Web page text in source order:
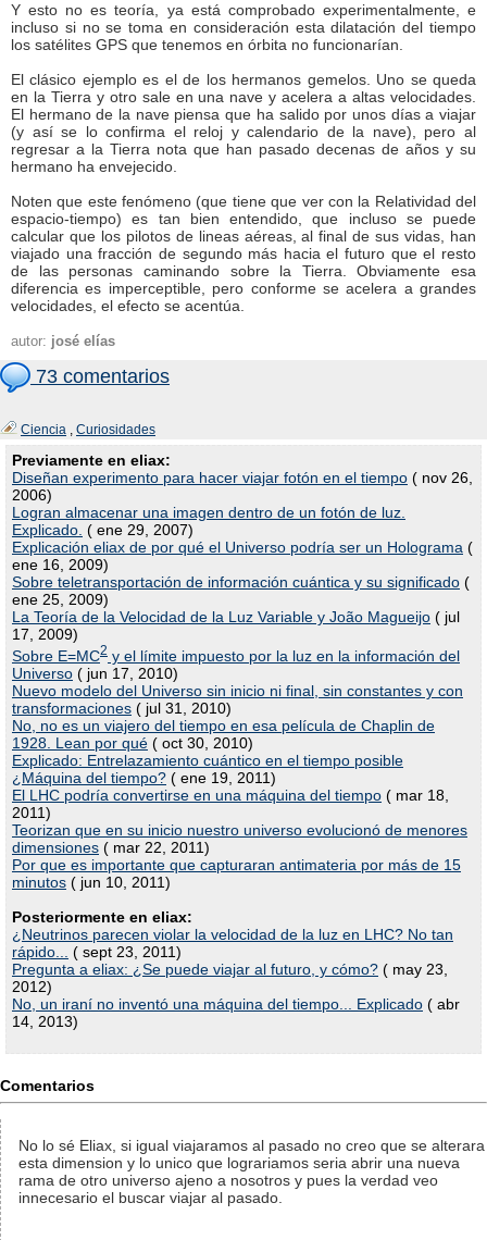
Y esto no es teoría, ya está comprobado experimentalmente, e
incluso si no se toma en consideración esta dilatación del tiempo
los satélites GPS que tenemos en órbita no funcionarían.
El clásico ejemplo es el de los hermanos gemelos. Uno se queda
en la Tierra y otro sale en una nave y acelera a altas velocidades.
El hermano de la nave piensa que ha salido por unos días a viajar
(y así se lo confirma el reloj y calendario de la nave), pero al
regresar a la Tierra nota que han pasado decenas de años y su
hermano ha envejecido.
Noten que este fenómeno (que tiene que ver con la Relatividad del
espacio-tiempo) es tan bien entendido, que incluso se puede
calcular que los pilotos de lineas aéreas, al final de sus vidas, han
viajado una fracción de segundo más hacia el futuro que el resto
de las personas caminando sobre la Tierra. Obviamente esa
diferencia es imperceptible, pero conforme se acelera a grandes
velocidades, el efecto se acentúa.
autor: josé elías
73 comentarios
Ciencia , Curiosidades
Previamente en eliax:
Diseñan experimento para hacer viajar fotón en el tiempo ( nov 26,
2006)
Logran almacenar una imagen dentro de un fotón de luz.
Explicado. ( ene 29, 2007)
Explicación eliax de por qué el Universo podría ser un Holograma (
ene 16, 2009)
Sobre teletransportación de información cuántica y su significado (
ene 25, 2009)
La Teoría de la Velocidad de la Luz Variable y João Magueijo ( jul
17, 2009)
Sobre E=MC2 y el límite impuesto por la luz en la información del
Universo ( jun 17, 2010)
Nuevo modelo del Universo sin inicio ni final, sin constantes y con
transformaciones ( jul 31, 2010)
No, no es un viajero del tiempo en esa película de Chaplin de
1928. Lean por qué ( oct 30, 2010)
Explicado: Entrelazamiento cuántico en el tiempo posible
¿Máquina del tiempo? ( ene 19, 2011)
El LHC podría convertirse en una máquina del tiempo ( mar 18,
2011)
Teorizan que en su inicio nuestro universo evolucionó de menores
dimensiones ( mar 22, 2011)
Por que es importante que capturaran antimateria por más de 15
minutos ( jun 10, 2011)
Posteriormente en eliax:
¿Neutrinos parecen violar la velocidad de la luz en LHC? No tan
rápido...
( sept 23, 2011)
Pregunta a eliax: ¿Se puede viajar al futuro, y cómo? ( may 23,
2012)
No, un iraní no inventó una máquina del tiempo... Explicado ( abr
14, 2013)
Comentarios
No lo sé Eliax, si igual viajaramos al pasado no creo que se alterara
esta dimension y lo unico que lograriamos seria abrir una nueva
rama de otro universo ajeno a nosotros y pues la verdad veo
innecesario el buscar viajar al pasado.